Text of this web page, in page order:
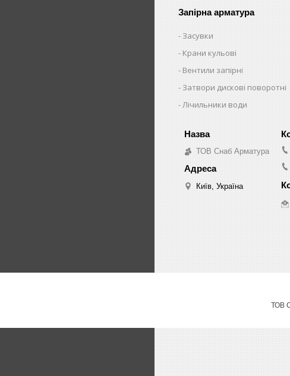
Запірна арматура
Засувки
Крани кульові
Вентили запірні
Затвори дискові поворотні
Лічильники води
ТОВ Снаб Арматура
Київ, Україна